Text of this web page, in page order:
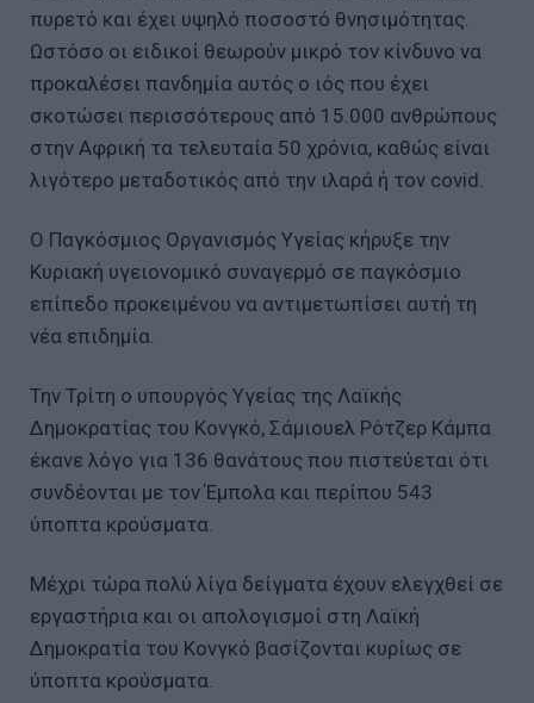
πυρετό και έχει υψηλό ποσοστό θνησιμότητας.
Ωστόσο οι ειδικοί θεωρούν μικρό τον κίνδυνο να
προκαλέσει πανδημία αυτός ο ιός που έχει
σκοτώσει περισσότερους από 15.000 ανθρώπους
στην Αφρική τα τελευταία 50 χρόνια, καθώς είναι
λιγότερο μεταδοτικός από την ιλαρά ή τον covid.
Ο Παγκόσμιος Οργανισμός Υγείας κήρυξε την
Κυριακή υγειονομικό συναγερμό σε παγκόσμιο
επίπεδο προκειμένου να αντιμετωπίσει αυτή τη
νέα επιδημία.
Την Τρίτη ο υπουργός Υγείας της Λαϊκής
Δημοκρατίας του Κονγκό, Σάμιουελ Ρότζερ Κάμπα
έκανε λόγο για 136 θανάτους που πιστεύεται ότι
συνδέονται με τον Έμπολα και περίπου 543
ύποπτα κρούσματα.
Μέχρι τώρα πολύ λίγα δείγματα έχουν ελεγχθεί σε
εργαστήρια και οι απολογισμοί στη Λαϊκή
Δημοκρατία του Κονγκό βασίζονται κυρίως σε
ύποπτα κρούσματα.